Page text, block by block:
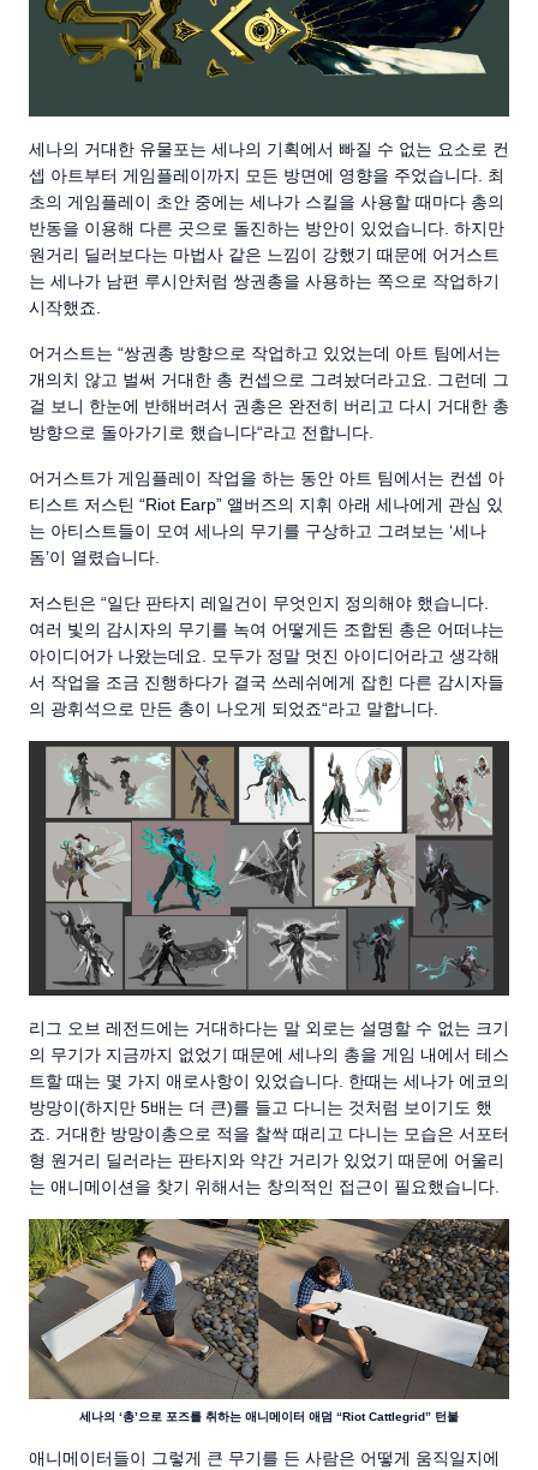
세나의 거대한 유물포는 세나의 기획에서 빠질 수 없는 요소로 컨
셉 아트부터 게임플레이까지 모든 방면에 영향을 주었습니다. 최
초의 게임플레이 초안 중에는 세나가 스킬을 사용할 때마다 총의
반동을 이용해 다른 곳으로 돌진하는 방안이 있었습니다. 하지만
원거리 딜러보다는 마법사 같은 느낌이 강했기 때문에 어거스트
는 세나가 남편 루시안처럼 쌍권총을 사용하는 쪽으로 작업하기
시작했죠.
어거스트는 “쌍권총 방향으로 작업하고 있었는데 아트 팀에서는
개의치 않고 벌써 거대한 총 컨셉으로 그려놨더라고요. 그런데 그
걸 보니 한눈에 반해버려서 권총은 완전히 버리고 다시 거대한 총
방향으로 돌아가기로 했습니다“라고 전합니다.
어거스트가 게임플레이 작업을 하는 동안 아트 팀에서는 컨셉 아
티스트 저스틴 “Riot Earp” 앨버즈의 지휘 아래 세나에게 관심 있
는 아티스트들이 모여 세나의 무기를 구상하고 그려보는 ‘세나
돔’이 열렸습니다.
저스틴은 “일단 판타지 레일건이 무엇인지 정의해야 했습니다.
여러 빛의 감시자의 무기를 녹여 어떻게든 조합된 총은 어떠냐는
아이디어가 나왔는데요. 모두가 정말 멋진 아이디어라고 생각해
서 작업을 조금 진행하다가 결국 쓰레쉬에게 잡힌 다른 감시자들
의 광휘석으로 만든 총이 나오게 되었죠“라고 말합니다.
리그 오브 레전드에는 거대하다는 말 외로는 설명할 수 없는 크기
의 무기가 지금까지 없었기 때문에 세나의 총을 게임 내에서 테스
트할 때는 몇 가지 애로사항이 있었습니다. 한때는 세나가 에코의
방망이(하지만 5배는 더 큰)를 들고 다니는 것처럼 보이기도 했
죠. 거대한 방망이총으로 적을 찰싹 때리고 다니는 모습은 서포터
형 원거리 딜러라는 판타지와 약간 거리가 있었기 때문에 어울리
는 애니메이션을 찾기 위해서는 창의적인 접근이 필요했습니다.
세나의 ‘총’으로 포즈를 취하는 애니메이터 애덤 “Riot Cattlegrid” 턴불
애니메이터들이 그렇게 큰 무기를 든 사람은 어떻게 움직일지에